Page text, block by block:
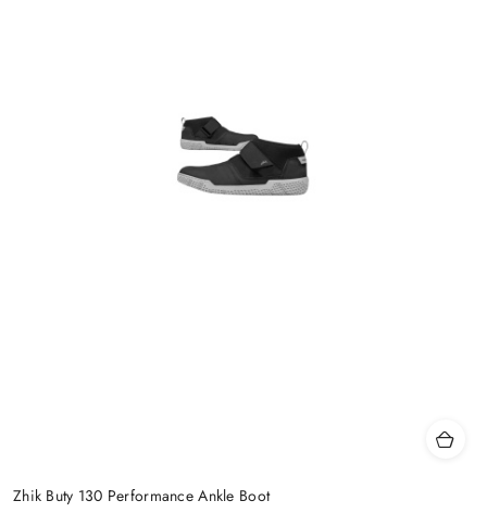
Zhik Buty 130 Performance Ankle Boot